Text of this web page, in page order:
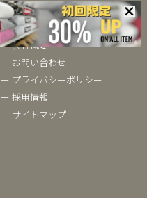
ベクトルについて
ー ブランドコラム
ー 会社概要
ー お問い合わせ
ー プライバシーポリシー
ー 採用情報
ー サイトマップ